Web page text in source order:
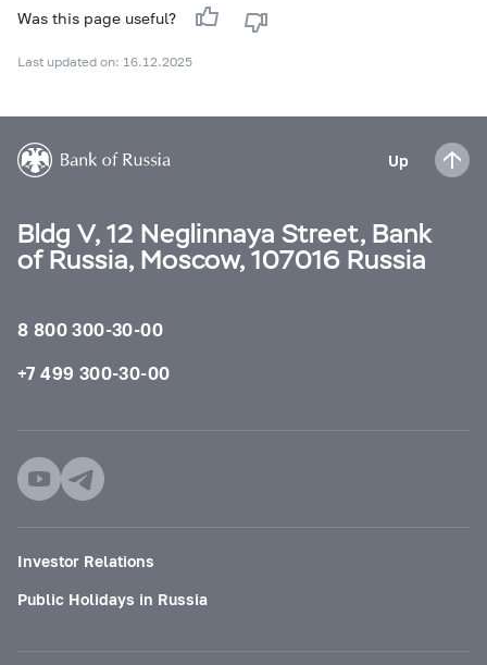
Was this page useful?
Last updated on: 16.12.2025
Up
Bldg V, 12 Neglinnaya Street, Bank
of Russia, Moscow, 107016 Russia
8 800 300-30-00
+7 499 300-30-00
Investor Relations
Public Holidays in Russia